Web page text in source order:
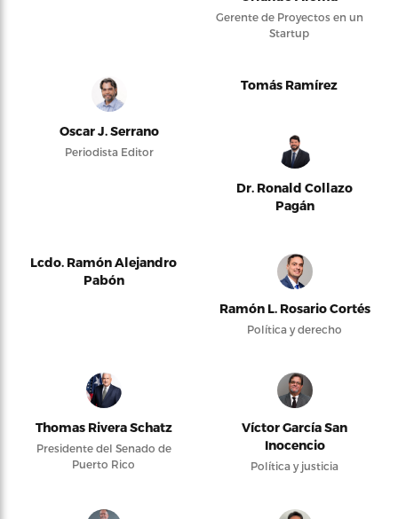
Gerente de Proyectos en un
Startup
Oscar J. Serrano
Periodista Editor
Tomás Ramírez
Dr. Ronald Collazo
Pagán
Lcdo. Ramón Alejandro
Pabón
Ramón L. Rosario Cortés
Política y derecho
Thomas Rivera Schatz
Presidente del Senado de
Puerto Rico
Víctor García San
Inocencio
Política y justicia